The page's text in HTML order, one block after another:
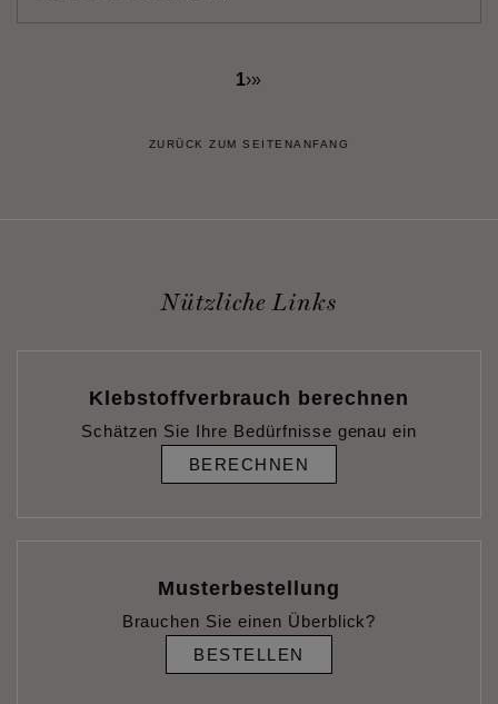
1›»
ZURÜCK ZUM SEITENANFANG
Nützliche Links
Klebstoffverbrauch berechnen
Schätzen Sie Ihre Bedürfnisse genau ein
BERECHNEN
Musterbestellung
Brauchen Sie einen Überblick?
BESTELLEN